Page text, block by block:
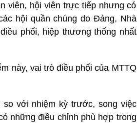
viên, hội viên trực tiếp nhưng có
hội quần chúng do Đảng, Nhà
phối, hiệp thương thống nhất
này, vai trò điều phối của MTTQ
với nhiệm kỳ trước, song việc
những điều chỉnh phù hợp trong